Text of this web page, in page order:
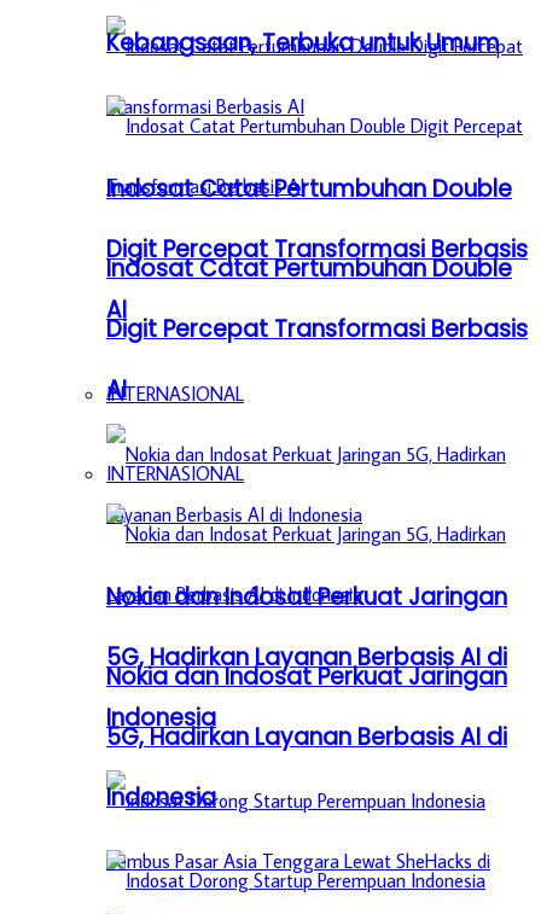
Indosat Catat Pertumbuhan Double
Digit Percepat Transformasi Berbasis
AI
INTERNASIONAL
Nokia dan Indosat Perkuat Jaringan
5G, Hadirkan Layanan Berbasis AI di
Indonesia
Kebangsaan, Terbuka untuk Umum
Indosat Catat Pertumbuhan Double
Digit Percepat Transformasi Berbasis
AI
INTERNASIONAL
Nokia dan Indosat Perkuat Jaringan
5G, Hadirkan Layanan Berbasis AI di
Indonesia